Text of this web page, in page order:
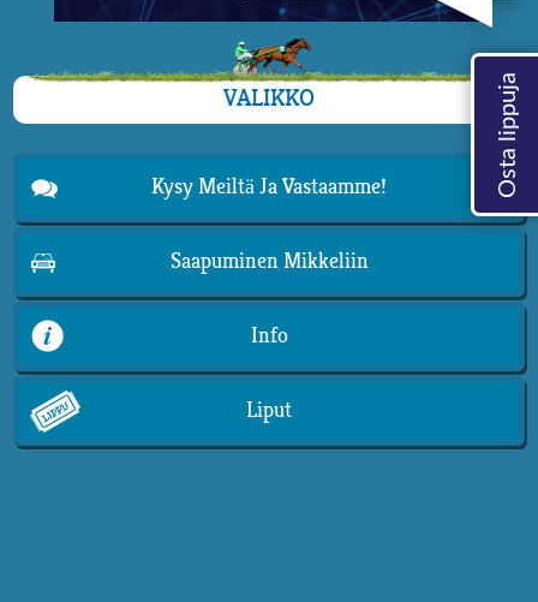
VALIKKO
Kysy Meiltä Ja Vastaamme!
Saapuminen Mikkeliin
Info
Liput